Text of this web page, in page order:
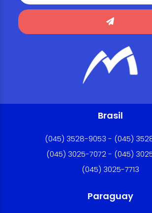
Brasil
(045) 3528-9053 - (045)
(045) 3025-7072 - (045)
(045) 3025-7713
Paraguay